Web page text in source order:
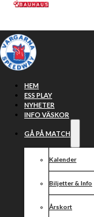
Hoppa till huvudinnehåll
HEM
ESS PLAY
NYHETER
INFO VÄSKOR
GÅ PÅ MATCH
Kalender
Biljetter & Info
Årskort